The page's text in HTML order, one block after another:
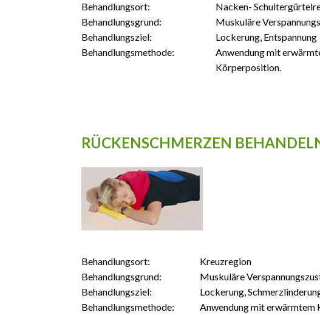
Behandlungsort:
Nacken-
Behandlungsgrund:
Muskuläre
Behandlungsziel:
Lockerung, Entspannung
Behandlungsmethode:
Anwendung mit
Körperposition.
RÜCKENSCHMERZEN
Behandlungsort:
Kreuzregion
Behandlungsgrund:
Muskuläre
Behandlungsziel:
Lockerung,
Behandlungsmethode:
Anwendung mit erwärmtem